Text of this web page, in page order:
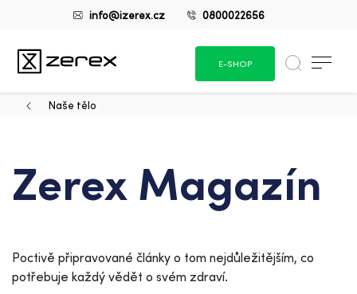
info@izerex.cz 0800022656
E-SHOP
Naše tělo
Zerex Magazín
Poctivě připravované články o tom nejdůležitějším, co
potřebuje každý vědět o svém zdraví.